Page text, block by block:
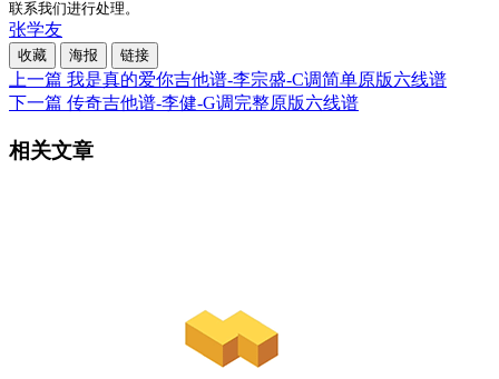
联系我们进行处理。
张学友
收藏 海报 链接
上一篇 我是真的爱你吉他谱-李宗盛-C调简单原版六线谱
下一篇 传奇吉他谱-李健-G调完整原版六线谱
相关文章